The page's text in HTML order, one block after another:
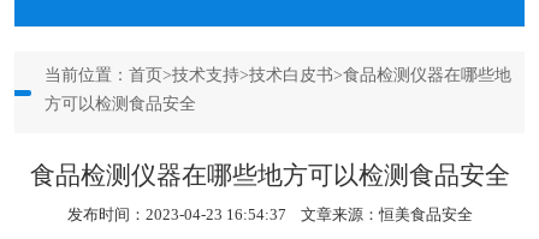
当前位置： 首页 >技术支持>技术白皮书>食品检测仪器在哪些地
方可以检测食品安全
食品检测仪器在哪些地方可以检测食品安全
发布时间：2023-04-23 16:54:37 文章来源：恒美食品安全